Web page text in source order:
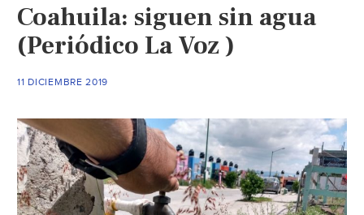
fugas
agua
(El
Tiempo)
Coahuila: siguen sin agua
(Periódico La Voz )
11 DICIEMBRE 2019